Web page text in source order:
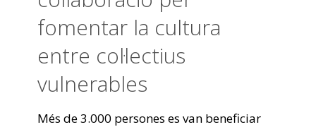
fomentar la cultura
entre col·lectius
vulnerables
Més de 3.000 persones es van beneficiar